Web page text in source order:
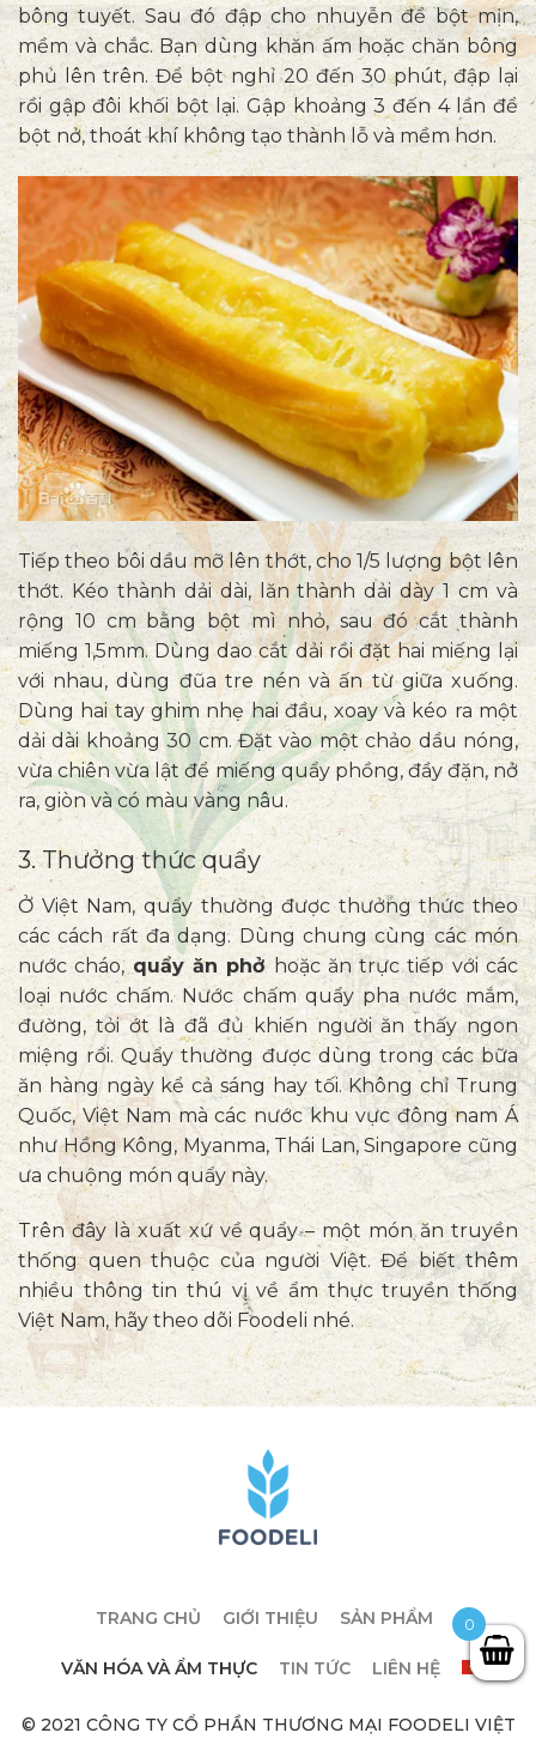
bông tuyết. Sau đó đập cho nhuyễn để bột mịn,
mềm và chắc. Bạn dùng khăn ấm hoặc chăn bông
phủ lên trên. Để bột nghỉ 20 đến 30 phút, đập lại
rồi gập đôi khối bột lại. Gập khoảng 3 đến 4 lần để
bột nở, thoát khí không tạo thành lỗ và mềm hơn.
Tiếp theo bôi dầu mỡ lên thớt, cho 1/5 lượng bột lên
thớt. Kéo thành dải dài, lăn thành dải dày 1 cm và
rộng 10 cm bằng bột mì nhỏ, sau đó cắt thành
miếng 1,5mm. Dùng dao cắt dải rồi đặt hai miếng lại
với nhau, dùng đũa tre nén và ấn từ giữa xuống.
Dùng hai tay ghim nhẹ hai đầu, xoay và kéo ra một
dải dài khoảng 30 cm. Đặt vào một chảo dầu nóng,
vừa chiên vừa lật để miếng quẩy phồng, đầy đặn, nở
ra, giòn và có màu vàng nâu.
3. Thưởng thức quẩy
Ở Việt Nam, quẩy thường được thưởng thức theo
các cách rất đa dạng. Dùng chung cùng các món
nước cháo, quẩy ăn phở hoặc ăn trực tiếp với các
loại nước chấm. Nước chấm quẩy pha nước mắm,
đường, tỏi ớt là đã đủ khiến người ăn thấy ngon
miệng rồi. Quẩy thường được dùng trong các bữa
ăn hàng ngày kể cả sáng hay tối. Không chỉ Trung
Quốc, Việt Nam mà các nước khu vực đông nam Á
như Hồng Kông, Myanma, Thái Lan, Singapore cũng
ưa chuộng món quẩy này.
Trên đây là xuất xứ về quẩy – một món ăn truyền
thống quen thuộc của người Việt. Để biết thêm
nhiều thông tin thú vị về ẩm thực truyền thống
Việt Nam, hãy theo dõi Foodeli nhé.
TRANG CHỦ GIỚI THIỆU SẢN PHẨM
VĂN HÓA VÀ ẨM THỰC TIN TỨC LIÊN HỆ
© 2021 CÔNG TY CỔ PHẦN THƯƠNG MẠI FOODELI VIỆT
0